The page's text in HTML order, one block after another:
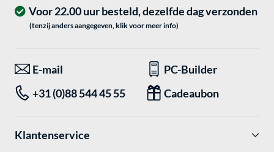
Voor 22.00 uur besteld, dezelfde dag verzonden
(tenzij anders aangegeven, klik voor meer info)
E-mail
PC-Builder
+31 (0)88 544 45 55
Cadeaubon
Klantenservice